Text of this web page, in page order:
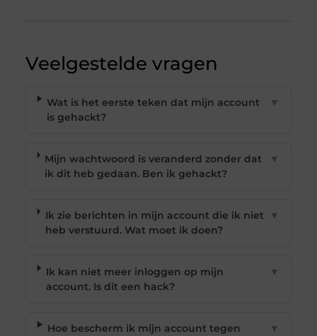
Veelgestelde vragen
Wat is het eerste teken dat mijn account
is gehackt?
▼
Mijn wachtwoord is veranderd zonder dat
ik dit heb gedaan. Ben ik gehackt?
▼
Ik zie berichten in mijn account die ik niet
heb verstuurd. Wat moet ik doen?
▼
Ik kan niet meer inloggen op mijn
account. Is dit een hack?
▼
Hoe bescherm ik mijn account tegen ▼